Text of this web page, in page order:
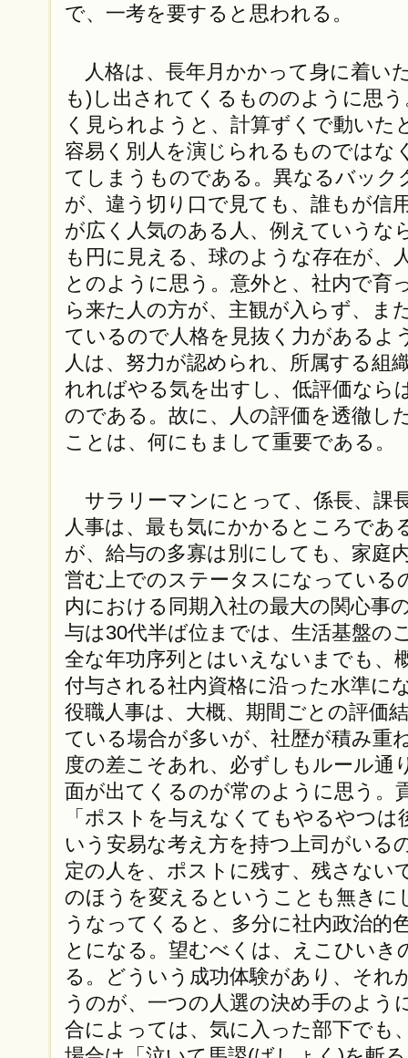
で、一考を要すると思われる。
人格は、長年月かかって身に着い
も)し出されてくるもののように思
く見られようと、計算ずくで動いた
容易く別人を演じられるものではな
てしまうものである。異なるバック
が、違う切り口で見ても、誰もが信
が広く人気のある人、例えていうな
も円に見える、球のような存在が、
とのように思う。意外と、社内で育
ら来た人の方が、主観が入らず、ま
ているので人格を見抜く力があるよ
人は、努力が認められ、所属する組
れればやる気を出すし、低評価なら
のである。故に、人の評価を透徹し
ことは、何にもまして重要である。
サラリーマンにとって、係長、課
人事は、最も気にかかるところであ
が、給与の多寡は別にしても、家庭
営む上でのステータスになっている
内における同期入社の最大の関心事
与は30代半ば位までは、生活基盤の
全な年功序列とはいえないまでも、
付与される社内資格に沿った水準に
役職人事は、大概、期間ごとの評価
ている場合が多いが、社歴が積み重
度の差こそあれ、必ずしもルール通
面が出てくるのが常のように思う。
「ポストを与えなくてもやるやつ
いう安易な考え方を持つ上司がいる
定の人を、ポストに残す、残さない
のほうを変えるということも無きに
うなってくると、多分に社内政治的
とになる。望むべくは、えこひいき
る。どういう成功体験があり、それ
うのが、一つの人選の決め手のよう
合によっては、気に入った部下でも